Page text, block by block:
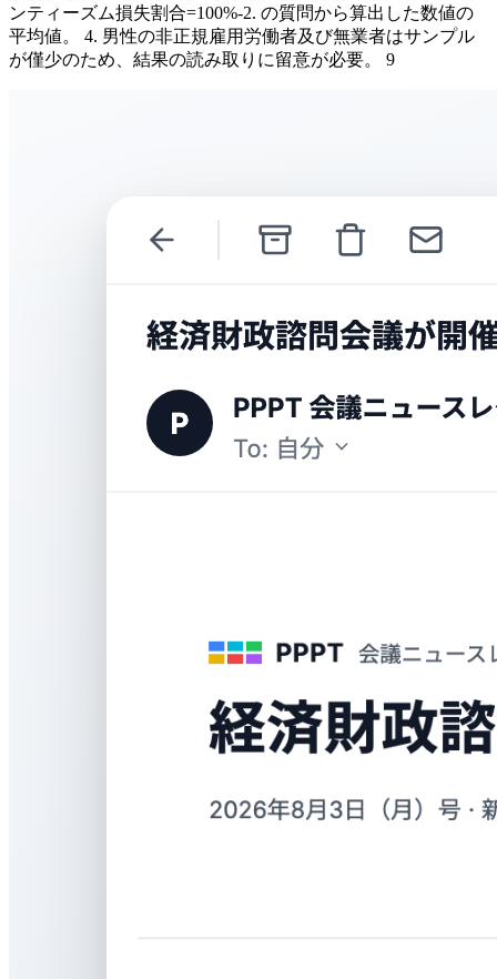
ンティーズム損失割合=100%-2. の質問から算出した数値の
平均値。 4. 男性の非正規雇用労働者及び無業者はサンプル
が僅少のため、結果の読み取りに留意が必要。 9